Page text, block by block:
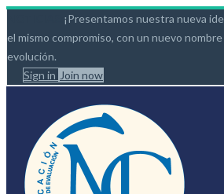
¡Presentamos nuestra nueva
el mismo compromiso, con un nuevo
evolución.
Sign in Join now